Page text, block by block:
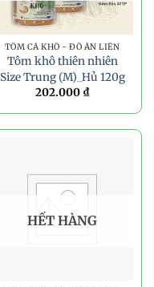
TÔM CÁ KHÔ - ĐỒ ĂN LIỀN
Tôm khô thiên nhiên
Size Trung (M)_Hủ 120g
202.000 ₫
HẾT HÀNG